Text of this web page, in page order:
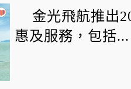
金光飛航推出
惠及服務，包括...